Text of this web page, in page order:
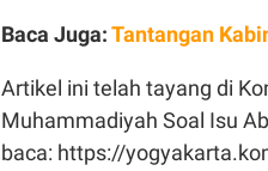
Baca Juga:Tantangan
Artikel ini telah tayang di
Muhammadiyah Soal Isu
baca: https://